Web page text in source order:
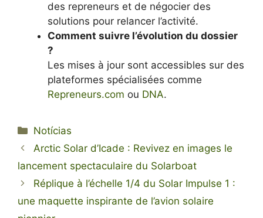
des repreneurs et de négocier des
solutions pour relancer l’activité.
Comment suivre l’évolution du dossier
?
Les mises à jour sont accessibles sur des
plateformes spécialisées comme
Repreneurs.com ou DNA.
Categorias
Notícias
Arctic Solar d’Icade : Revivez en images le
lancement spectaculaire du Solarboat
Réplique à l’échelle 1/4 du Solar Impulse 1 :
une maquette inspirante de l’avion solaire